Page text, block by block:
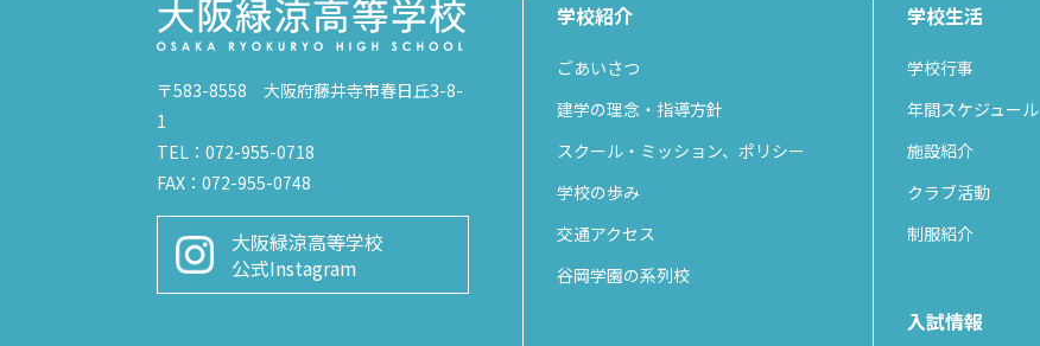
〒583-8558 大阪府藤井寺市春日丘3-8-
1
TEL：072-955-0718
FAX：072-955-0748
大阪緑涼高等学校
公式Instagram
学校紹介
ごあいさつ
建学の理念・指導方針
スクール・ミッション、ポリシー
学校の歩み
交通アクセス
谷岡学園の系列校
学校生活
学校行事
年間スケジュール
施設紹介
クラブ活動
制服紹介
入試情報